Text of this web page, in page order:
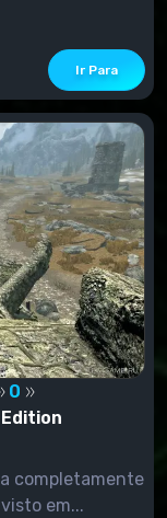
Ir Para
0
completamente
em...